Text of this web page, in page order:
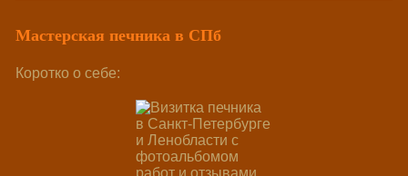
Мастерская печника в СПб
Коротко о себе: